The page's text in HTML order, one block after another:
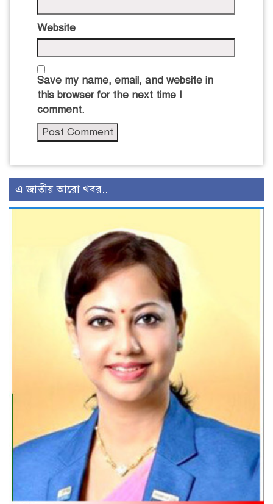
Website
Save my name, email, and website in
this browser for the next time I
comment.
এ জাতীয় আরো খবর..